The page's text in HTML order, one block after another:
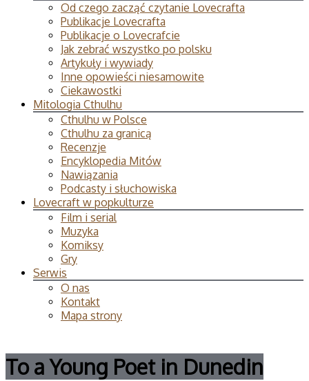
Od czego zacząć czytanie Lovecrafta
Publikacje Lovecrafta
Publikacje o Lovecrafcie
Jak zebrać wszystko po polsku
Artykuły i wywiady
Inne opowieści niesamowite
Ciekawostki
Mitologia Cthulhu
Cthulhu w Polsce
Cthulhu za granicą
Recenzje
Encyklopedia Mitów
Nawiązania
Podcasty i słuchowiska
Lovecraft w popkulturze
Film i serial
Muzyka
Komiksy
Gry
Serwis
O nas
Kontakt
Mapa strony
To a Young Poet in Dunedin